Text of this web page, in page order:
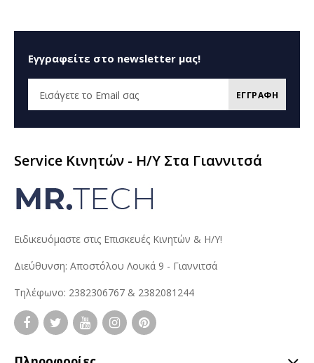
Εγγραφείτε στο newsletter μας!
ΕΓΓΡΑΦΗ
Service Κινητών - H/Y Στα Γιαννιτσά
Ειδικευόμαστε στις Επισκευές Κινητών & Η/Υ!
Διεύθυνση: Αποστόλου Λουκά 9 - Γιαννιτσά
Τηλέφωνο: 2382306767 & 2382081244